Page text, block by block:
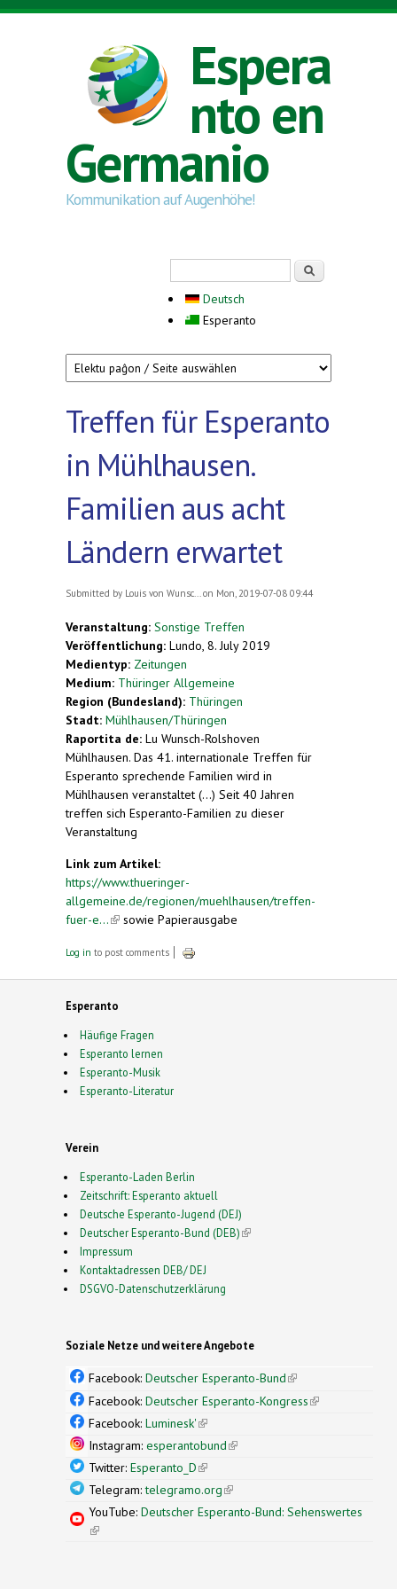
Skip to main content
Espera
nto en
Germanio
Kommunikation auf Augenhöhe!
Deutsch
Esperanto
Treffen für Esperanto
in Mühlhausen.
Familien aus acht
Ländern erwartet
Submitted by Louis von Wunsc... on Mon, 2019-07-08 09:44
Veranstaltung: Sonstige Treffen
Veröffentlichung: Lundo, 8. July 2019
Medientyp: Zeitungen
Medium: Thüringer Allgemeine
Region (Bundesland): Thüringen
Stadt: Mühlhausen/Thüringen
Raportita de: Lu Wunsch-Rolshoven
Mühlhausen. Das 41. internationale Treffen für
Esperanto sprechende Familien wird in
Mühlhausen veranstaltet (...) Seit 40 Jahren
treffen sich Esperanto-Familien zu dieser
Veranstaltung
Link zum Artikel:
https://www.thueringer-
allgemeine.de/regionen/muehlhausen/treffen-
fuer-e...(link is external)
sowie Papierausgabe
Log in to post comments
Esperanto
Häufige Fragen
Esperanto lernen
Esperanto-Musik
Esperanto-Literatur
Verein
Esperanto-Laden Berlin
Zeitschrift: Esperanto aktuell
Deutsche Esperanto-Jugend (DEJ)
Deutscher Esperanto-Bund (DEB)(link is external)
Impressum
Kontaktadressen DEB/ DEJ
DSGVO-Datenschutzerklärung
Soziale Netze und weitere Angebote
Facebook: Deutscher Esperanto-Bund(link is
external)
Facebook: Deutscher Esperanto-Kongress(link is
Facebook: Luminesk'(link is external)
Instagram: esperantobund(link is external)
Twitter: Esperanto_D(link is external)
Telegram:telegramo.org(link is external)
YouTube: Deutscher Esperanto-Bund: Sehenswertes
(link is external)